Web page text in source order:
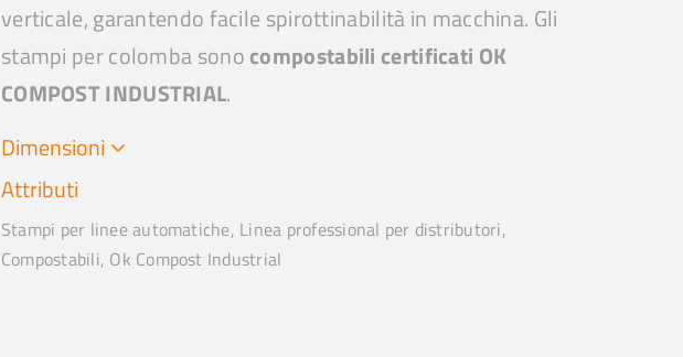
verticale, garantendo facile spirottinabilità in macchina. Gli
stampi per colomba sonocompostabili certificati OK
COMPOST INDUSTRIAL.
Dimensioni
Attributi
Stampi per linee automatiche, Linea professional per distributori,
Compostabili, Ok Compost Industrial